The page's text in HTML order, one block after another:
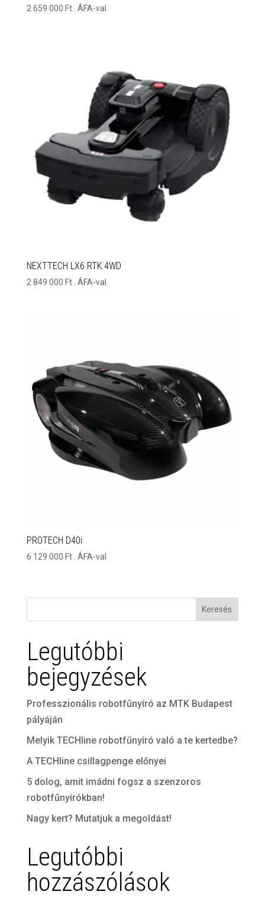
2 659 000 Ft . ÁFA-val
NEXTTECH LX6 RTK 4WD
2 849 000 Ft . ÁFA-val
PROTECH D40i
6 129 000 Ft . ÁFA-val
Keresés
Legutóbbi
bejegyzések
Professzionális robotfűnyíró az MTK Budapest
pályáján
Melyik TECHline robotfűnyíró való a te kertedbe?
A TECHline csillagpenge előnyei
5 dolog, amit imádni fogsz a szenzoros
robotfűnyírókban!
Nagy kert? Mutatjuk a megoldást!
Legutóbbi
hozzászólások